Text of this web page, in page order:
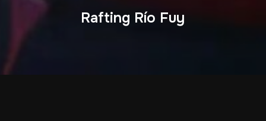
Rafting Río Fuy